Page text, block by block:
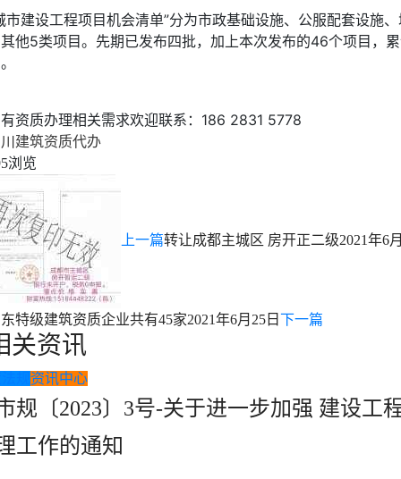
市建设工程项目机会清单”分为市政基础设施、公服配套设施
他5类项目。先期已发布四批，加上本次发布的46个项目，
资质办理相关需求欢迎联系：186 2831 5778
建筑资质代办
浏览
上一篇转让成都主城区 房开正二级2021年6
特级建筑资质企业共有45家2021年6月25日 下一篇
关资讯
资讯中心
规〔2023〕3号-关于进一步加强 建设工
工作的通知